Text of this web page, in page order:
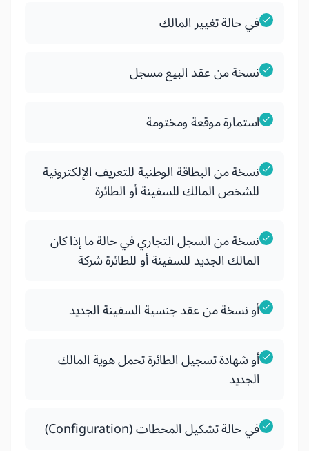
في حالة تغيير المالك
نسخة من عقد البيع مسجل
استمارة موقعة ومختومة
نسخة من البطاقة الوطنية للتعريف الإلكترونية
للشخص المالك للسفينة أو الطائرة
نسخة من السجل التجاري في حالة ما إذا كان
المالك الجديد للسفينة أو للطائرة شركة
أو نسخة من عقد جنسية السفينة الجديد
أو شهادة تسجيل الطائرة تحمل هوية المالك
الجديد
في حالة تشكيل المحطات (Configuration)